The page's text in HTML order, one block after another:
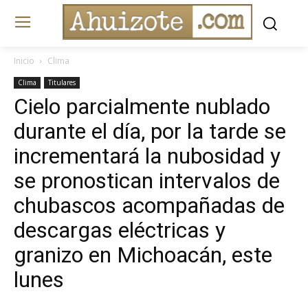
Inicio Clima
Clima Titulares
Cielo parcialmente nublado
durante el día, por la tarde se
incrementará la nubosidad y
se pronostican intervalos de
chubascos acompañadas de
descargas eléctricas y
granizo en Michoacán, este
lunes